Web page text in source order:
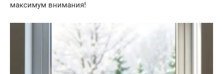
максимум внимания!